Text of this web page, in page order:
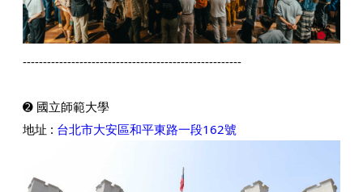
------------------------------------------------------
➋ 國立師範大學
地址 : 台北市大安區和平東路一段162號